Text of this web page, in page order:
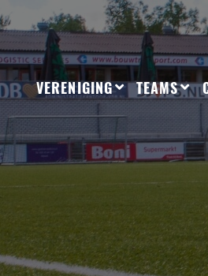
VERENIGING TEAMS